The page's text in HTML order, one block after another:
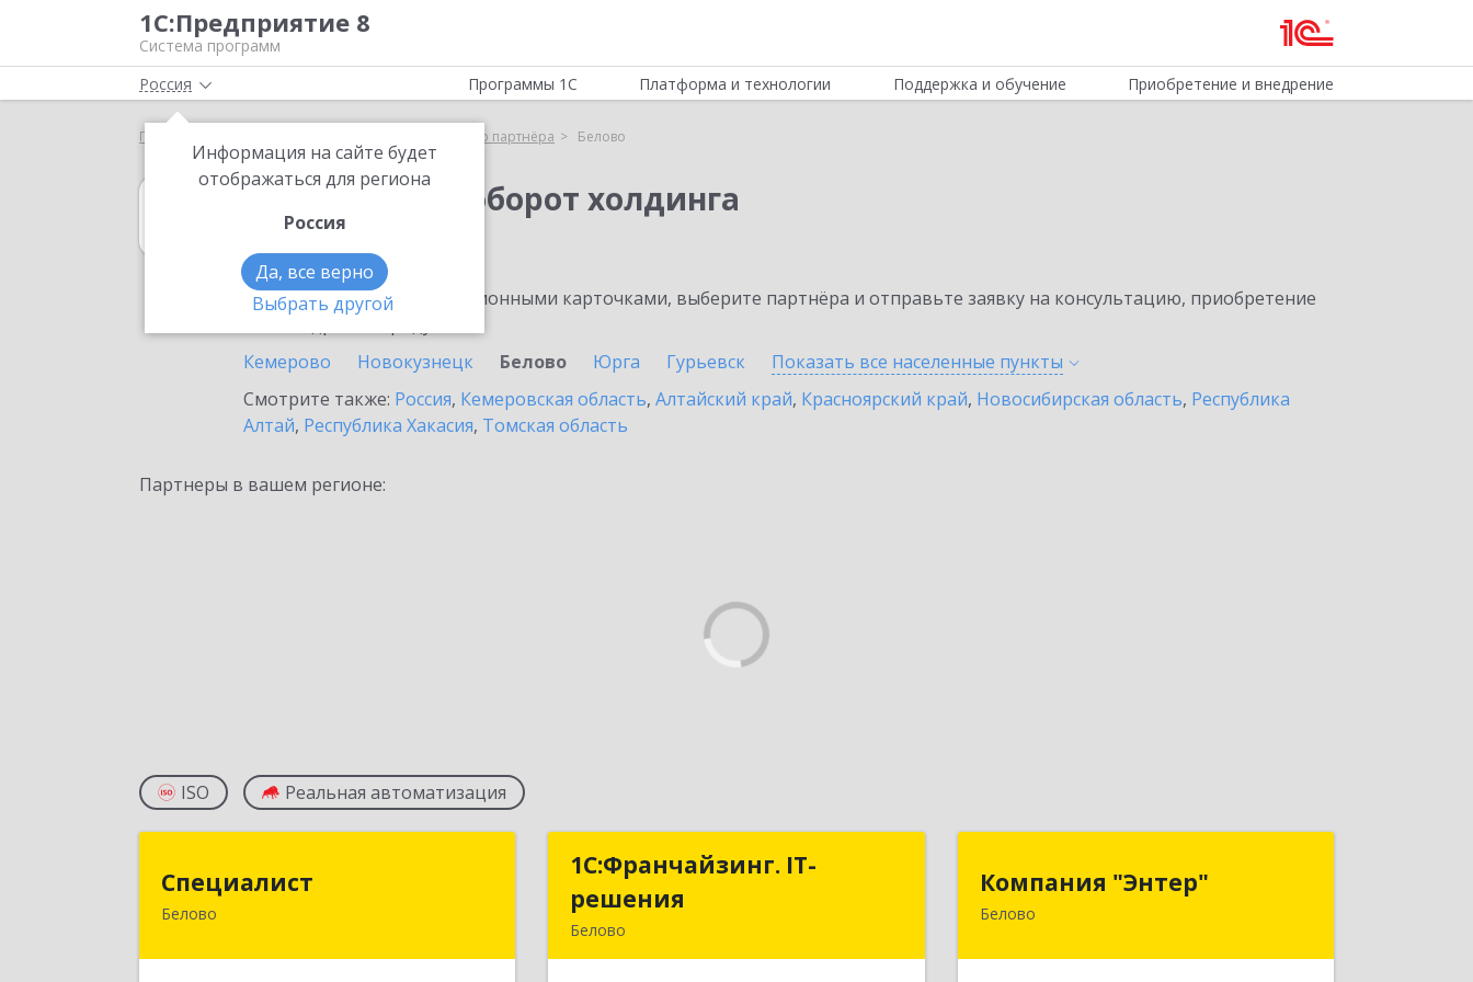
1С:Предприятие 8
Система программ
Россия
Информация на сайте будет
отображаться для региона
Россия
Да, все верно
Выбрать другой
Программы 1С Платформа и технологии Поддержка и обучение Приобретение и внедрение
Главная Выбор партнёра Белово
1С:Документооборот холдинга
в Белово
Ознакомьтесь с информационными карточками, выберите партнёра и отправьте заявку на консультацию, приобретение
Кемерово
Новокузнецк Белово Юрга Гурьевск Показать все населенные пункты
Смотрите также: Россия, Кемеровская область, Алтайский край, Красноярский край, Новосибирская область, Республика
Алтай, Республика Хакасия, Томская область
Партнеры в вашем регионе:
ISO Реальная автоматизация
Специалист
Белово
Кемеровская обл, Белово г, Ленина
1С:Франчайзинг. IT-
решения
Белово
1С:Франчайзинг. IT-
Компания "Энтер"
Белово652600, Кемеровская обл, Белово г,